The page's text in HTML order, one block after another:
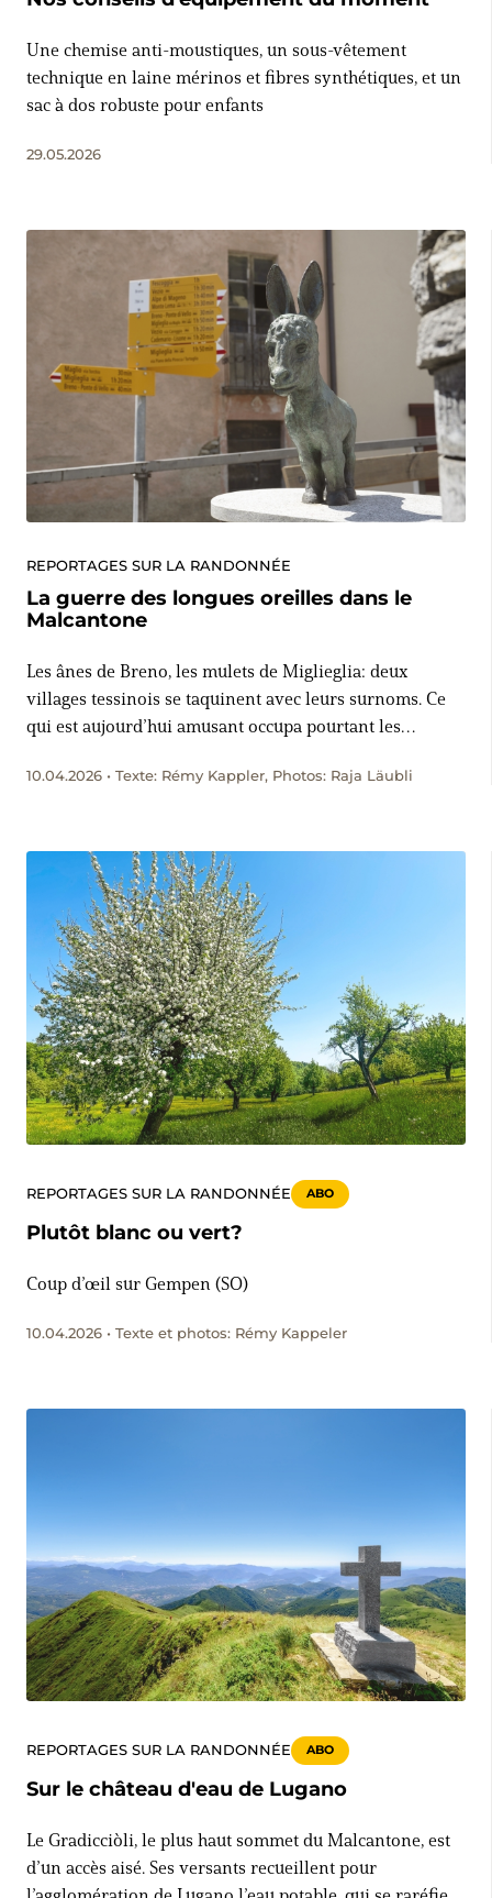
Une chemise anti-moustiques, un sous-vêtement
technique en laine mérinos et fibres synthétiques, et un
sac à dos robuste pour enfants
29.05.2026
REPORTAGES SUR LA RANDONNÉE
La guerre des longues oreilles dans le
Malcantone
Les ânes de Breno, les mulets de Miglieglia: deux
villages tessinois se taquinent avec leurs surnoms. Ce
qui est aujourd’hui amusant occupa pourtant les
dans le Malcantone avec un entretien éclairant à
10.04.2026 • Texte: Rémy Kappler, Photos: Raja Läubli
REPORTAGES SUR LA RANDONNÉE ABO
Plutôt blanc ou vert?
Coup d’œil sur Gempen (SO)
10.04.2026 • Texte et photos: Rémy Kappeler
REPORTAGES SUR LA RANDONNÉE ABO
Sur le château d'eau de Lugano
Le Gradicciòli, le plus haut sommet du Malcantone, est
d’un accès aisé. Ses versants recueillent pour